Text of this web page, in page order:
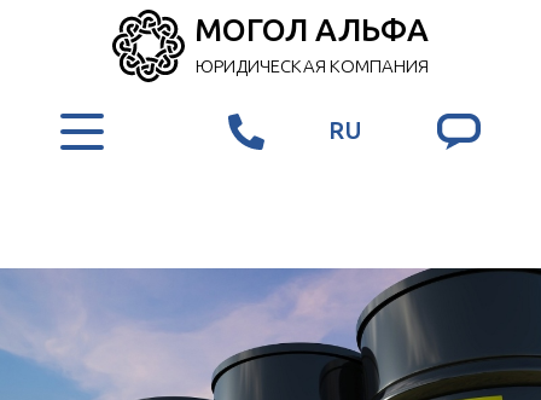
МОГОЛ АЛЬФА
ЮРИДИЧЕСКАЯ КОМПАНИЯ
RU